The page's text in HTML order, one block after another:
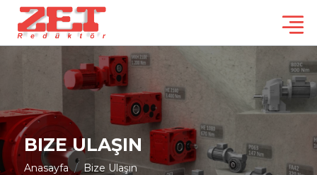
BIZE ULAŞIN
Anasayfa Bize Ulaşın